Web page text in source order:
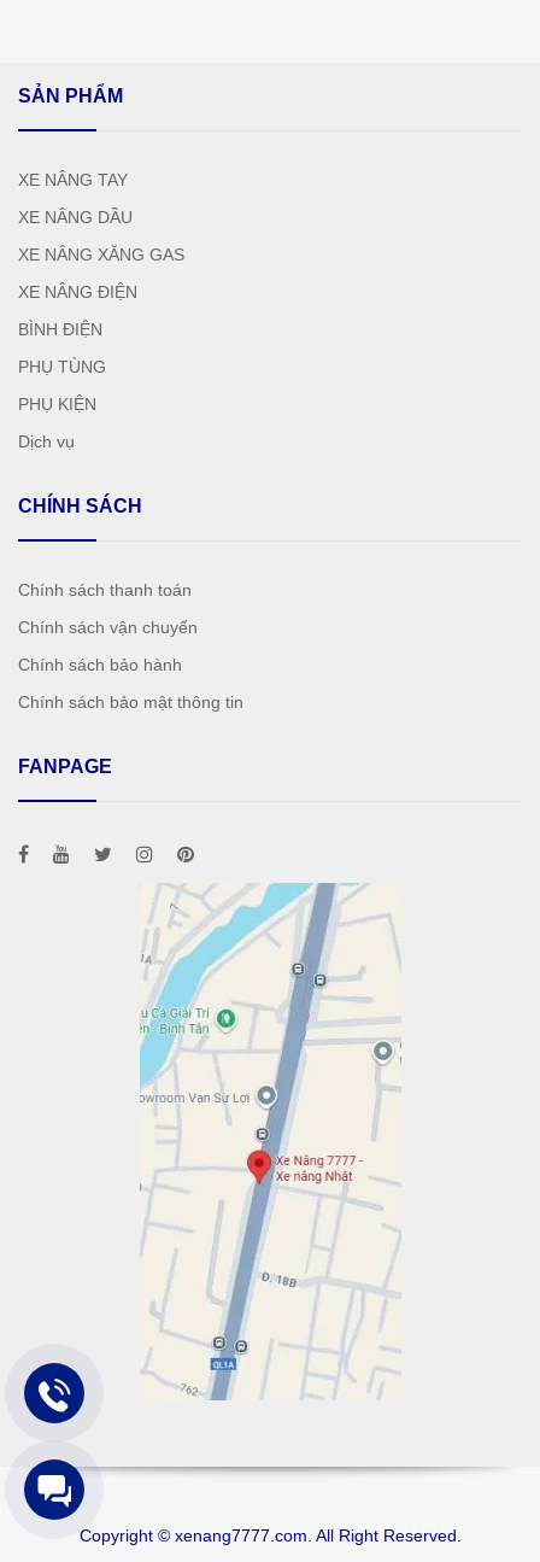
SẢN PHẨM
XE NÂNG TAY
XE NÂNG DẦU
XE NÂNG XĂNG GAS
XE NÂNG ĐIỆN
BÌNH ĐIỆN
PHỤ TÙNG
PHỤ KIỆN
Dịch vụ
CHÍNH SÁCH
Chính sách thanh toán
Chính sách vận chuyển
Chính sách bảo hành
Chính sách bảo mật thông tin
FANPAGE
Copyright © xenang7777.com. All Right Reserved.